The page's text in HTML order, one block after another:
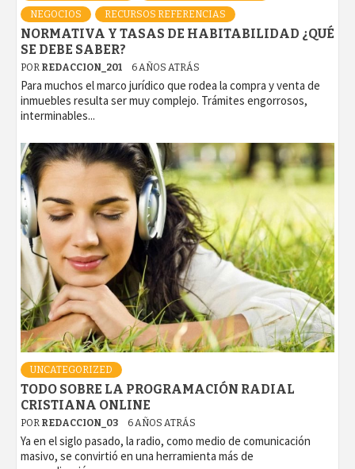
NEGOCIOS
RECURSOS REFERENCIAS
NORMATIVA Y TASAS DE HABITABILIDAD ¿QUÉ
SE DEBE SABER?
POR REDACCION_201 6 AÑOS ATRÁS
Para muchos el marco jurídico que rodea la compra y venta de
inmuebles resulta ser muy complejo. Trámites engorrosos,
interminables...
UNCATEGORIZED
TODO SOBRE LA PROGRAMACIÓN RADIAL
CRISTIANA ONLINE
POR REDACCION_03 6 AÑOS ATRÁS
Ya en el siglo pasado, la radio, como medio de comunicación
masivo, se convirtió en una herramienta más de